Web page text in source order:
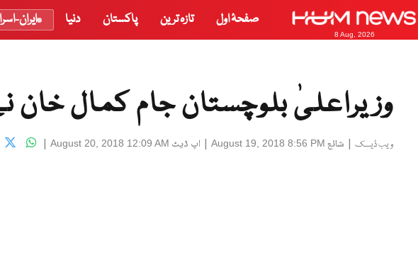
8 Aug, 2026
صفحۂ اول تازہ ترین پاکستان دنیا ایران-
وزیراعلیٰ بلوچستان جام کمال خان
ویب ڈیسک | شائع August 19, 2018 8:56 PM
| اپ ڈیٹ August 20, 2018 12:09 AM
|